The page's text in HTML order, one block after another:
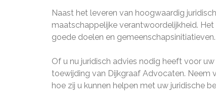
Naast het leveren van hoogwaardig
maatschappelijke verantwoordelijkheid.
goede doelen en gemeenschapsinitiatieven.
Of u nu juridisch advies nodig heeft voor
toewijding van Dijkgraaf Advocaten.
hoe zij u kunnen helpen met uw juridische